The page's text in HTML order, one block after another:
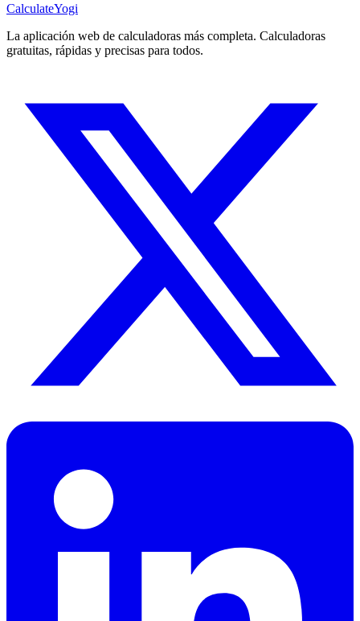
CalculateYogi
La aplicación web de calculadoras más completa. Calculadoras
gratuitas, rápidas y precisas para todos.